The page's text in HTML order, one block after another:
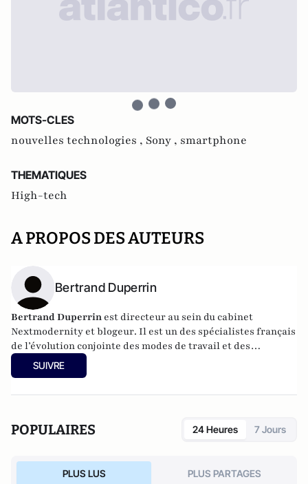
MOTS-CLES
nouvelles technologies , Sony , smartphone
THEMATIQUES
High-tech
A PROPOS DES AUTEURS
Bertrand Duperrin
Bertrand Duperrin est directeur au sein du cabinet
Nextmodernity etblogeur. Il est un des spécialistes français
de l’évolution conjointe des modes de travail et des
technologies.
SUIVRE
POPULAIRES 24 Heures 7 Jours
PLUS LUS PLUS PARTAGES